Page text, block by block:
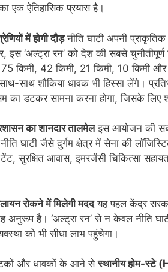
एक ऐतिहासिक प्रयास है।
में होगी दौड़नीति घाटी अपनी
‘अल्ट्रा रन’ को देश की सबसे
75 किमी, 42 किमी, 21 किमी, 10 किमी
साथ शौकिया धावक भी हिस्सा लेंगे।
का डटकर सामना करना होगा, जिसके लिए
का शानदार तालमेलइस आयोजन की
घाटी जैसे दुर्गम क्षेत्र में सेना की
टेंट, सुरक्षित आवास, इमरजेंसी चिकित्सा
रोकने में मिलेगी मददयह पहल केंद्र
अनुरूप है। ‘अल्ट्रा रन’ से न केवल नीति
को भी सीधा लाभ पहुंचेगा।
और धावकों के आने सेस्थानीय होम-स्टे